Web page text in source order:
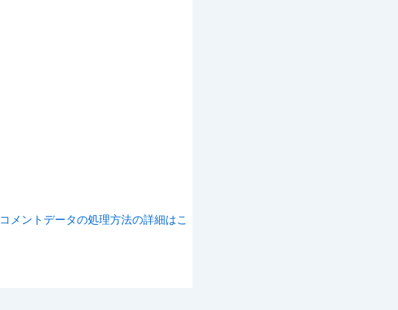
コメントデータの処理方法の詳細はこ